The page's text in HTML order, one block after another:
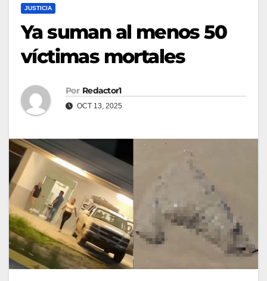
JUSTICIA
Ya suman al menos 50
víctimas mortales
Por Redactor1
OCT 13, 2025